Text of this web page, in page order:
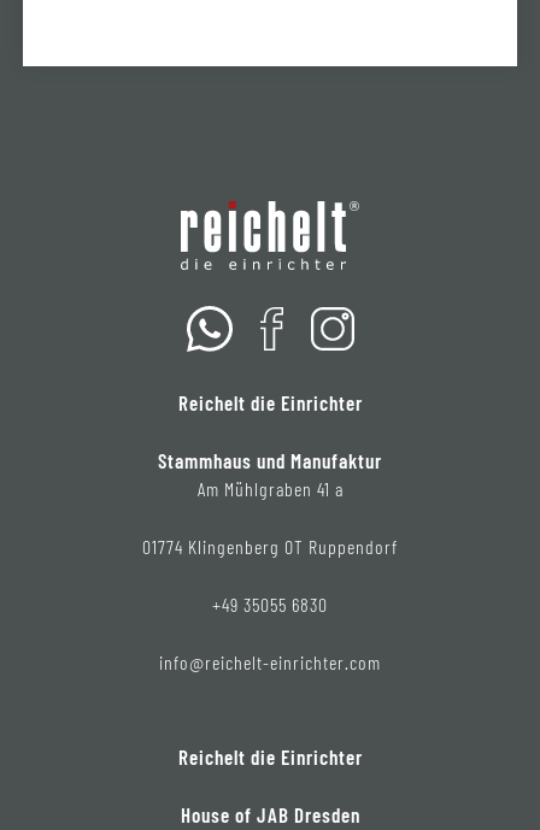
Reichelt die Einrichter
Stammhaus und Manufaktur
Am Mühlgraben 41 a
01774 Klingenberg OT Ruppendorf
+49 35055 6830
info@reichelt-einrichter.com
Reichelt die Einrichter
House of JAB Dresden